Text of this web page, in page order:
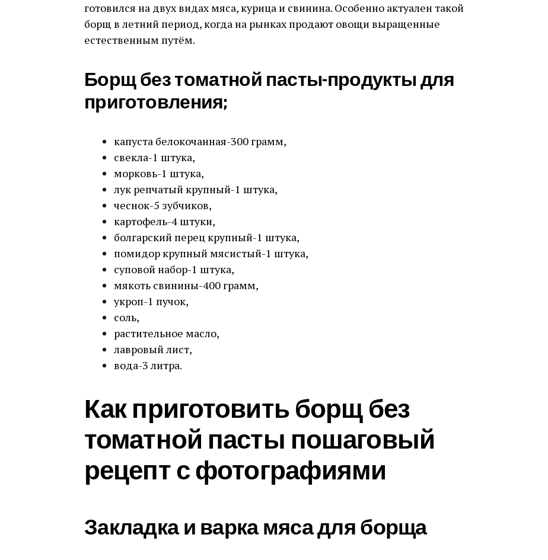
готовился на двух видах мяса, курица и свинина. Особенно актуален такой
борщ в летний период, когда на рынках продают овощи выращенные
естественным путём.
Борщ без томатной пасты-продукты для
приготовления;
капуста белокочанная-300 грамм,
свекла-1 штука,
морковь-1 штука,
лук репчатый крупный-1 штука,
чеснок-5 зубчиков,
картофель-4 штуки,
болгарский перец крупный-1 штука,
помидор крупный мясистый-1 штука,
суповой набор-1 штука,
мякоть свинины-400 грамм,
укроп-1 пучок,
соль,
растительное масло,
лавровый лист,
вода-3 литра.
Как приготовить борщ без
томатной пасты пошаговый
рецепт с фотографиями
Закладка и варка мяса для борща